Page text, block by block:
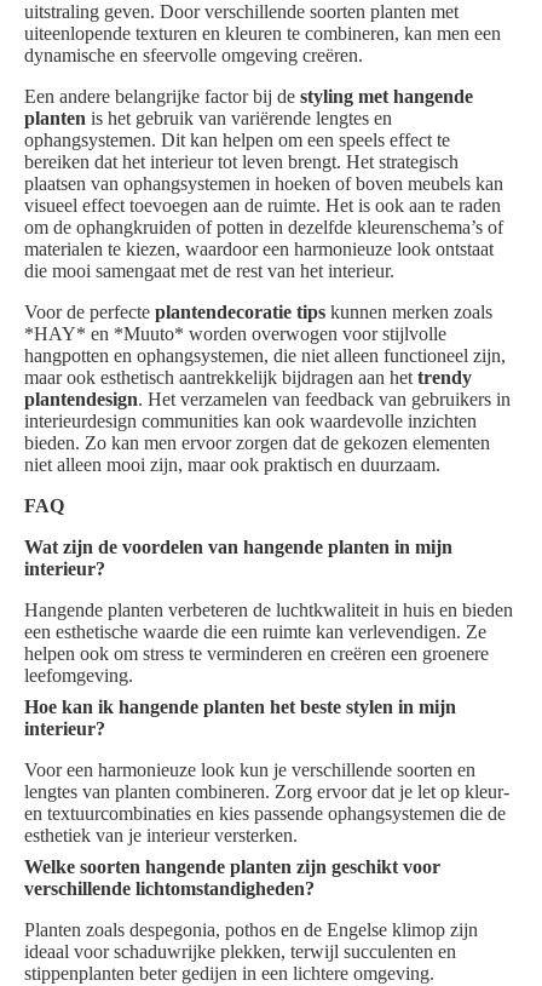
uitstraling geven. Door verschillende soorten planten met
uiteenlopende texturen en kleuren te combineren, kan men een
dynamische en sfeervolle omgeving creëren.
Een andere belangrijke factor bij de styling met hangende
planten is het gebruik van variërende lengtes en
ophangsystemen. Dit kan helpen om een speels effect te
bereiken dat het interieur tot leven brengt. Het strategisch
plaatsen van ophangsystemen in hoeken of boven meubels kan
visueel effect toevoegen aan de ruimte. Het is ook aan te raden
om de ophangkruiden of potten in dezelfde kleurenschema’s of
materialen te kiezen, waardoor een harmonieuze look ontstaat
die mooi samengaat met de rest van het interieur.
Voor de perfecte plantendecoratie tips kunnen merken zoals
*HAY* en *Muuto* worden overwogen voor stijlvolle
hangpotten en ophangsystemen, die niet alleen functioneel zijn,
maar ook esthetisch aantrekkelijk bijdragen aan het trendy
plantendesign. Het verzamelen van feedback van gebruikers in
interieurdesign communities kan ook waardevolle inzichten
bieden. Zo kan men ervoor zorgen dat de gekozen elementen
niet alleen mooi zijn, maar ook praktisch en duurzaam.
FAQ
Wat zijn de voordelen van hangende planten in mijn
interieur?
Hangende planten verbeteren de luchtkwaliteit in huis en bieden
een esthetische waarde die een ruimte kan verlevendigen. Ze
helpen ook om stress te verminderen en creëren een groenere
leefomgeving.
Hoe kan ik hangende planten het beste stylen in mijn
interieur?
Voor een harmonieuze look kun je verschillende soorten en
lengtes van planten combineren. Zorg ervoor dat je let op kleur-
en textuurcombinaties en kies passende ophangsystemen die de
esthetiek van je interieur versterken.
Welke soorten hangende planten zijn geschikt voor
verschillende lichtomstandigheden?
Planten zoals despegonia, pothos en de Engelse klimop zijn
ideaal voor schaduwrijke plekken, terwijl succulenten en
stippenplanten beter gedijen in een lichtere omgeving.